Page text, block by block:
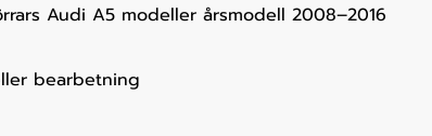
Audi A5 modeller årsmodell 2008–2016
bearbetning